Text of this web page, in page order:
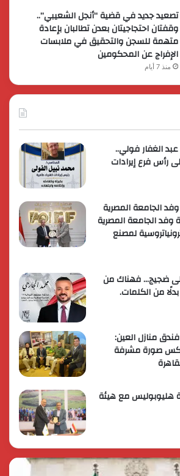
تصعيد جديد في قضية “أنجل الشعيبي”..
وقفتان احتجاجيتان بعدن تطالبان بإعادة
متهمة للسجن والتحقيق في ملابسات
الإفراج عن المحكومين
منذ 7 أيام
الغفار فولي..
رأس فرع إيرادات
وفد الجامعة المصرية
وفد الجامعة المصرية
لمصنع
ضجيج… فهناك من
من الكلمات.
منازل العين:
صورة مشرفة
هليوبوليس مع هيئة